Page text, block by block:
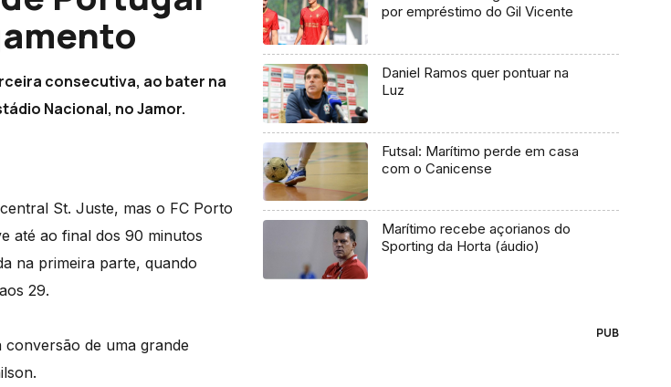
consecutiva, ao bater na
Nacional, no Jamor.
St. Juste, mas o FC Porto
até ao final dos 90 minutos
na primeira parte, quando
29.
de uma grande
por empréstimo do Gil Vicente
Daniel Ramos quer pontuar na
Luz
Futsal: Marítimo perde em casa
com o Canicense
Marítimo recebe açorianos do
Sporting da Horta (áudio)
PUB